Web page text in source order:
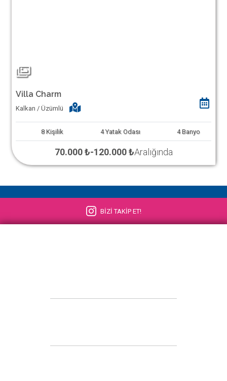
Villa Charm
Kalkan / Üzümlü
8 Kişilik 4 Yatak Odası 4 Banyo
70.000 ₺-120.000 ₺Aralığında
BİZİ TAKİP ET!